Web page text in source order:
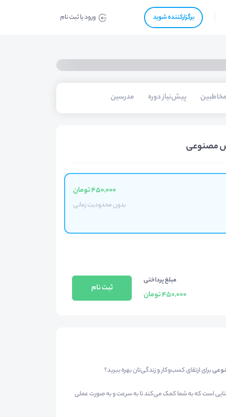
برگزار‌‌کننده شوید ورود یا ثبت نام
مخاطبین پیش‌نیاز دوره مدرسین
مصنوعی
450,000 تومان
بدون محدودیت زمانی
مبلغ پرداختی
450,000 تومان
ثبت نام
برای ارتقای کسب‌وکار و زندگی‌تان بهره ببرید؟
است که به شما کمک می‌کند تا به سرعت و به‌ صورت عملی